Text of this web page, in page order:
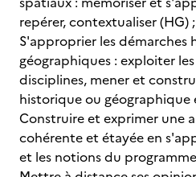
repérer, contextualiser (HG) ;
S'approprier les démarches
géographiques : exploiter
disciplines, mener et
historique ou géographique
Construire et exprimer une
cohérente et étayée en
et les notions du